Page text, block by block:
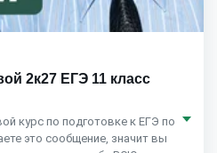
2к27 ЕГЭ 11 класс
курс по подготовке к ЕГЭ по
это сообщение, значит вы